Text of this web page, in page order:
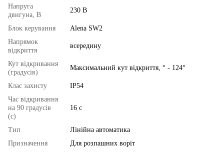
Напруга
двигуна, В
230 В
Блок керування
Alena SW2
Напрямок
відкриття
всередину
Кут відкривання
(градусів)
Максимальний кут відкриття, ° - 124°
Клас захисту
IP54
Час відкривання
на 90 градусів
(с)
16 с
Тип
Лінійна автоматика
Призначення
Для розпашних воріт